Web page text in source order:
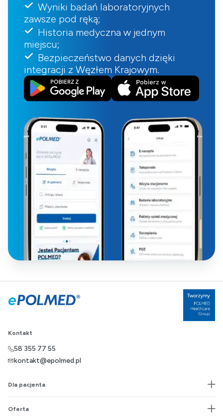
Wyniki badań laboratoryjnych
zawsze pod ręką;
Historia medyczna w jednym
miejscu;
Bezpieczeństwo danych dzięki
integracji z Węzłem Krajowym.
Kontakt
58 355 77 55
kontakt@epolmed.pl
Dla pacjenta
Oferta